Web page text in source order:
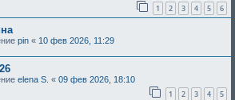
1 2 3 4 5 6
pin « 10 фев 2026, 11:29
elena S. « 09 фев 2026, 18:10
1 2 3 4 5